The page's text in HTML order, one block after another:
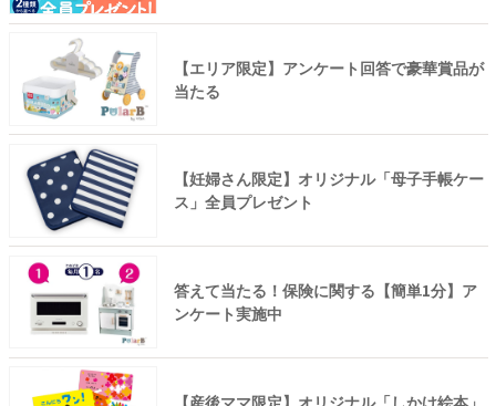
【エリア限定】アンケート回答で豪華賞品が
当たる
【妊婦さん限定】オリジナル「母子手帳ケー
ス」全員プレゼント
答えて当たる！保険に関する【簡単1分】ア
ンケート実施中
【産後ママ限定】オリジナル「しかけ絵本」